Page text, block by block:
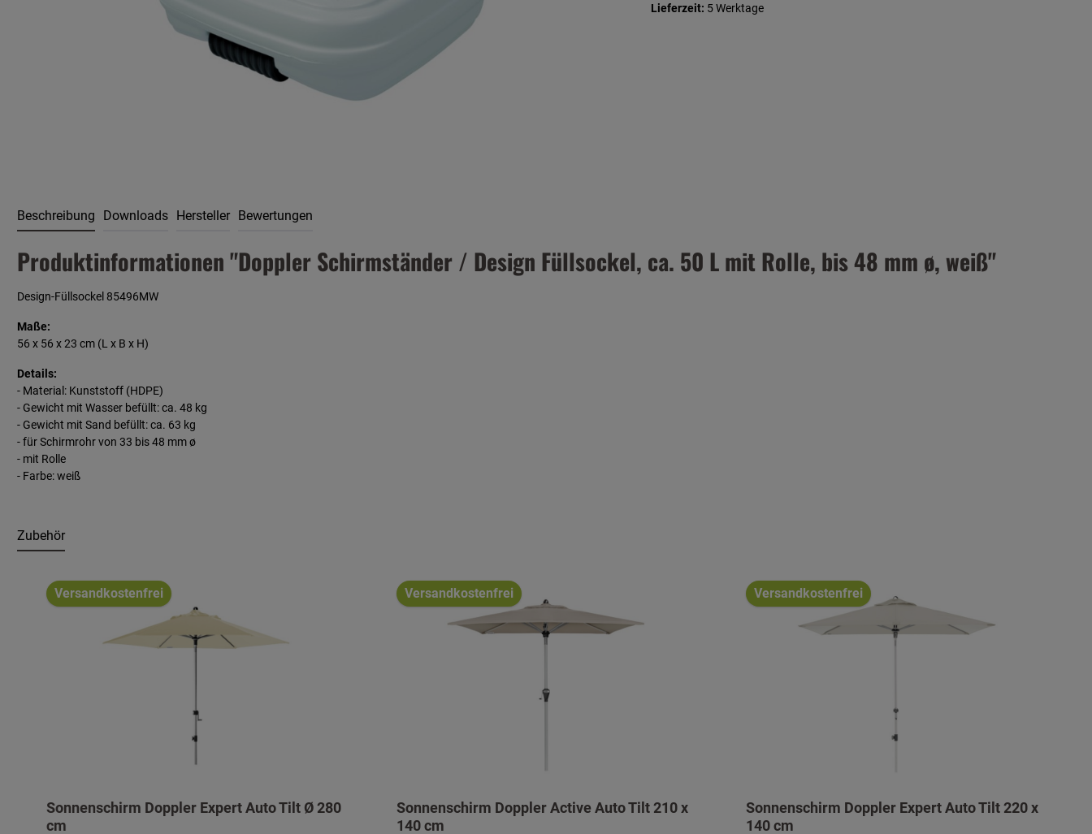
Lieferzeit: 5 Werktage
Beschreibung Downloads Hersteller Bewertungen
Produktinformationen "Doppler Schirmständer / Design Füllsockel, ca. 50 L mit Rolle, bis 48 mm ø, weiß"
Design-Füllsockel 85496MW
Maße:
56 x 56 x 23 cm (L x B x H)
Details:
- Material: Kunststoff (HDPE)
- Gewicht mit Wasser befüllt: ca. 48 kg
- Gewicht mit Sand befüllt: ca. 63 kg
- für Schirmrohr von 33 bis 48 mm ø
- mit Rolle
- Farbe: weiß
Zubehör
Versandkostenfrei
Sonnenschirm Doppler Expert Auto Tilt Ø 280
cm
Versandkostenfrei
Sonnenschirm Doppler Active Auto Tilt 210 x
140 cm
Versandkostenfrei
Sonnenschirm Doppler Expert Auto Tilt 220 x
140 cm